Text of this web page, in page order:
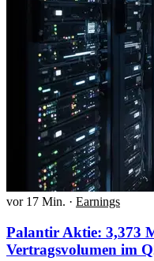
vor 17 Min. · Earnings
Palantir Aktie: 3,373
Vertragsvolumen im